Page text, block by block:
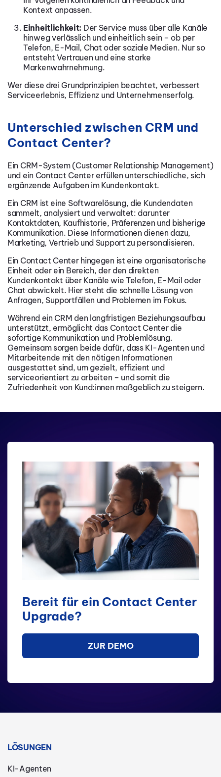
Kontext anpassen.
Einheitlichkeit: Der Service muss über alle Kanäle
hinweg verlässlich und einheitlich sein – ob per
Telefon, E-Mail, Chat oder soziale Medien. Nur so
entsteht Vertrauen und eine starke
Markenwahrnehmung.
Wer diese drei Grundprinzipien beachtet, verbessert
Serviceerlebnis, Effizienz und Unternehmenserfolg.
Unterschied zwischen CRM und
Contact Center?
Ein CRM-System (Customer Relationship Management)
und ein Contact Center erfüllen unterschiedliche, sich
ergänzende Aufgaben im Kundenkontakt.
Ein CRM ist eine Softwarelösung, die Kundendaten
sammelt, analysiert und verwaltet: darunter
Kontaktdaten, Kaufhistorie, Präferenzen und bisherige
Kommunikation. Diese Informationen dienen dazu,
Marketing, Vertrieb und Support zu personalisieren.
Ein Contact Center hingegen ist eine organisatorische
Einheit oder ein Bereich, der den direkten
Kundenkontakt über Kanäle wie Telefon, E-Mail oder
Chat abwickelt. Hier steht die schnelle Lösung von
Anfragen, Supportfällen und Problemen im Fokus.
Während ein CRM den langfristigen Beziehungsaufbau
unterstützt, ermöglicht das Contact Center die
sofortige Kommunikation und Problemlösung.
Gemeinsam sorgen beide dafür, dass KI-Agenten und
Mitarbeitende mit den nötigen Informationen
ausgestattet sind, um gezielt, effizient und
serviceorientiert zu arbeiten – und somit die
Zufriedenheit von Kund:innen maßgeblich zu steigern.
Bereit für ein Contact Center
Upgrade?
ZUR DEMO
LÖSUNGEN
KI-Agenten